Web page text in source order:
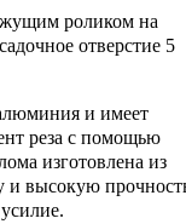
роликом на
отверстие 5
и имеет
реза с помощью
изготовлена из
высокую